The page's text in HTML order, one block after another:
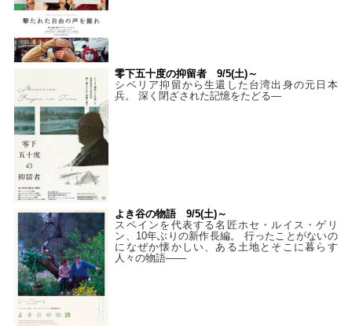
零下五十度の抑留者 9/5(土)～
シベリア抑留から生還した台湾出身の元日本
兵。 深く閉ざされた記憶をたどる—
よき谷の物語 9/5(土)～
スペインを代表する名匠ホセ・ルイス・ゲリ
ン、10年ぶりの新作長編。 行ったことがないの
になぜか懐かしい、ある土地とそこに暮らす
人々の物語――